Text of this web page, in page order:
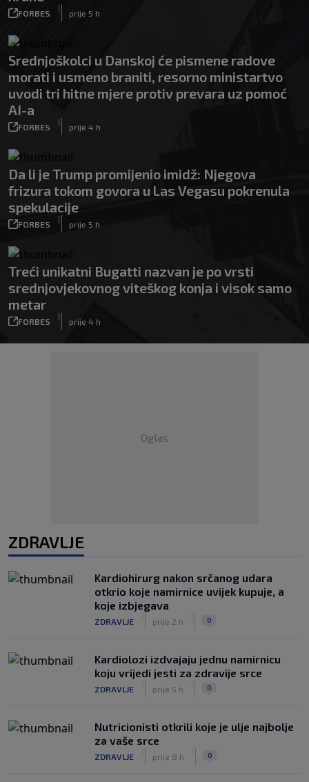
FORBES
|
prije 5 h
Srednjoškolci u Danskoj će pismene radove
morati i usmeno braniti, resorno ministartvo
uvodi tri hitne mjere protiv prevara uz pomoć
AI-a
FORBES
|
prije 4 h
Da li je Trump promijenio imidž: Njegova
frizura tokom govora u Las Vegasu pokrenula
spekulacije
FORBES
|
prije 5 h
Treći unikatni Bugatti nazvan je po vrsti
srednjovjekovnog viteškog konja i visok samo
metar
FORBES
|
prije 4 h
Oglas
ZDRAVLJE
Kardiohirurg nakon srčanog udara
otkrio koje namirnice uvijek kupuje, a
koje izbjegava
ZDRAVLJE prije 2 h 0
Kardiolozi izdvajaju jednu namirnicu
koju vrijedi jesti za zdravije srce
ZDRAVLJE prije 5 h 0
Nutricionisti otkrili koje je ulje najbolje
za vaše srce
ZDRAVLJE prije 8 h 0